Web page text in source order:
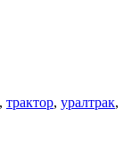
, трактор, уралтрак,